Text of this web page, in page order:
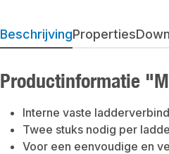
BeschrijvingProperties
Productinformatie
Interne vaste
Twee stuks nodig per
Voor een eenvoudige en